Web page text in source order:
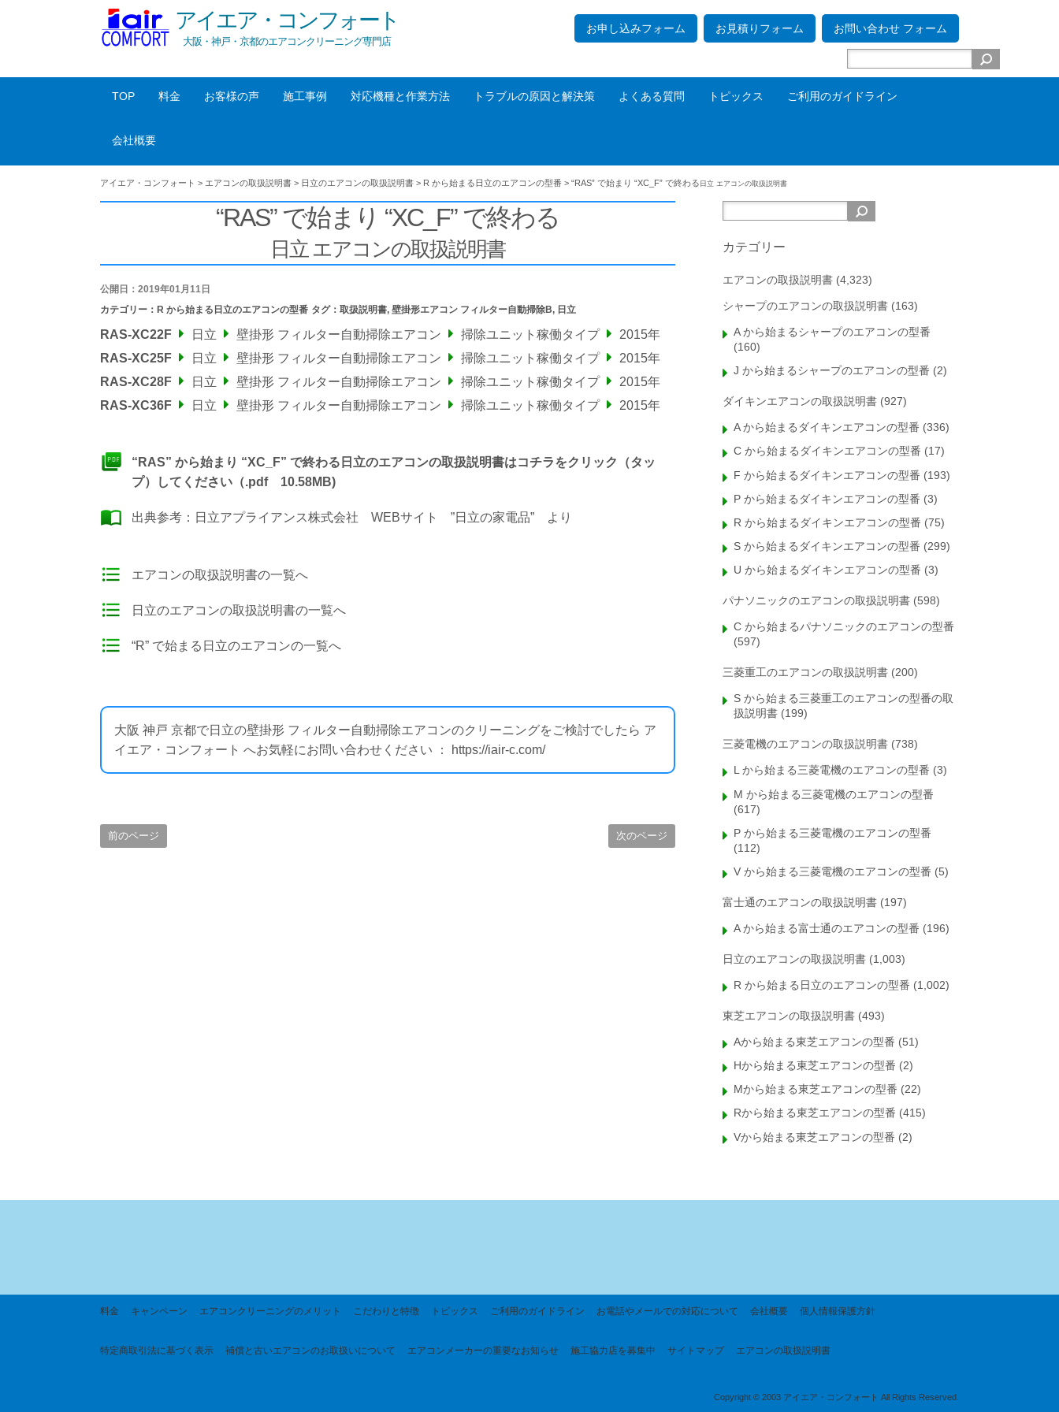
アイエア・コンフォート
大阪・神戸・京都のエアコンクリーニング専門店
お申し込みフォーム お見積りフォーム お問い合わせ フォーム
TOP 料金 お客様の声 施工事例 対応機種と作業方法 トラブルの原因と解決策 よくある質問 トピックス ご利用のガイドライン
会社概要
アイエア・コンフォート > エアコンの取扱説明書 > 日立のエアコンの取扱説明書 > R から始まる日立のエアコンの型番 > “RAS” で始まり “XC_F” で終わる 日立 エアコンの取扱説明書
“RAS” で始まり “XC_F” で終わる
日立 エアコンの取扱説明書
公開日：2019年01月11日
カテゴリー： R から始まる日立のエアコンの型番 タグ： 取扱説明書, 壁掛形エアコン フィルター自動掃除B, 日立
RAS-XC22F 日立 壁掛形 フィルター自動掃除エアコン 掃除ユニット稼働タイプ
2015年
RAS-XC25F
日立 壁掛形 フィルター自動掃除エアコン 掃除ユニット稼働タイプ
2015年
RAS-XC28F
日立 壁掛形 フィルター自動掃除エアコン 掃除ユニット稼働タイプ
2015年
RAS-XC36F
日立 壁掛形 フィルター自動掃除エアコン 掃除ユニット稼働タイプ 2015年
“RAS” から始まり “XC_F” で終わる日立のエアコンの取扱説明書はコチラをクリック（タッ
プ）してください（.pdf 10.58MB)
出典参考： 日立アプライアンス株式会社 WEBサイト ”日立の家電品” より
エアコンの取扱説明書の一覧へ
日立のエアコンの取扱説明書の一覧へ
“R” で始まる日立のエアコンの一覧へ
大阪 神戸 京都で日立の壁掛形 フィルター自動掃除エアコンのクリーニングをご検討でしたら ア
イエア・コンフォート へお気軽にお問い合わせください ： https://iair-c.com/
前のページ 次のページ
カテゴリー
エアコンの取扱説明書 (4,323)
シャープのエアコンの取扱説明書 (163)
A から始まるシャープのエアコンの型番
(160)
J から始まるシャープのエアコンの型番 (2)
ダイキンエアコンの取扱説明書 (927)
A から始まるダイキンエアコンの型番 (336)
C から始まるダイキンエアコンの型番 (17)
F から始まるダイキンエアコンの型番 (193)
P から始まるダイキンエアコンの型番 (3)
R から始まるダイキンエアコンの型番 (75)
S から始まるダイキンエアコンの型番 (299)
U から始まるダイキンエアコンの型番 (3)
パナソニックのエアコンの取扱説明書 (598)
C から始まるパナソニックのエアコンの型番
(597)
三菱重工のエアコンの取扱説明書 (200)
S から始まる三菱重工のエアコンの型番の取
扱説明書 (199)
三菱電機のエアコンの取扱説明書 (738)
L から始まる三菱電機のエアコンの型番 (3)
M から始まる三菱電機のエアコンの型番
(617)
P から始まる三菱電機のエアコンの型番
(112)
V から始まる三菱電機のエアコンの型番 (5)
富士通のエアコンの取扱説明書 (197)
A から始まる富士通のエアコンの型番 (196)
日立のエアコンの取扱説明書 (1,003)
R から始まる日立のエアコンの型番 (1,002)
東芝エアコンの取扱説明書 (493)
Aから始まる東芝エアコンの型番 (51)
Hから始まる東芝エアコンの型番 (2)
Mから始まる東芝エアコンの型番 (22)
Rから始まる東芝エアコンの型番 (415)
Vから始まる東芝エアコンの型番 (2)
料金 キャンペーン エアコンクリーニングのメリット こだわりと特徴 トピックス ご利用のガイドライン お電話やメールでの対応について 会社概要 個人情報保護方針
特定商取引法に基づく 表示 補償と古いエアコンのお取扱いについて エアコンメーカーの重要なお知らせ 施工協力店を募集中 サイトマップ エアコンの取扱説明書
Copyright © 2003 アイエア・コンフォート All Rights Reserved.